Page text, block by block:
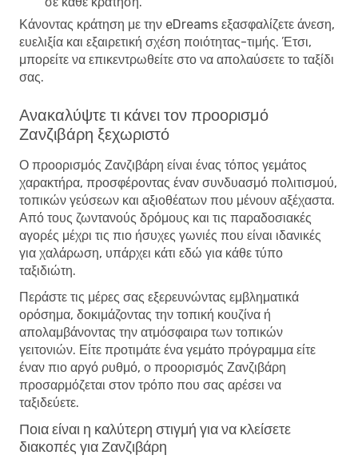
Κάνοντας κράτηση με την eDreams εξασφαλίζετε άνεση,
ευελιξία και εξαιρετική σχέση ποιότητας-τιμής. Έτσι,
μπορείτε να επικεντρωθείτε στο να απολαύσετε το ταξίδι
σας.
Ανακαλύψτε τι κάνει τον προορισμό
Ζανζιβάρη ξεχωριστό
Ο προορισμός Ζανζιβάρη είναι ένας τόπος γεμάτος
χαρακτήρα, προσφέροντας έναν συνδυασμό πολιτισμού,
τοπικών γεύσεων και αξιοθέατων που μένουν αξέχαστα.
Από τους ζωντανούς δρόμους και τις παραδοσιακές
αγορές μέχρι τις πιο ήσυχες γωνιές που είναι ιδανικές
για χαλάρωση, υπάρχει κάτι εδώ για κάθε τύπο
ταξιδιώτη.
Περάστε τις μέρες σας εξερευνώντας εμβληματικά
ορόσημα, δοκιμάζοντας την τοπική κουζίνα ή
απολαμβάνοντας την ατμόσφαιρα των τοπικών
γειτονιών. Είτε προτιμάτε ένα γεμάτο πρόγραμμα είτε
έναν πιο αργό ρυθμό, ο προορισμός Ζανζιβάρη
προσαρμόζεται στον τρόπο που σας αρέσει να
ταξιδεύετε.
Ποια είναι η καλύτερη στιγμή για να κλείσετε
διακοπές για Ζανζιβάρη